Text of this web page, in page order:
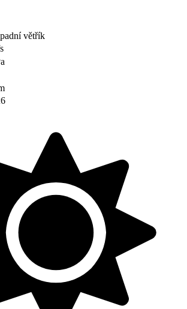
větřík